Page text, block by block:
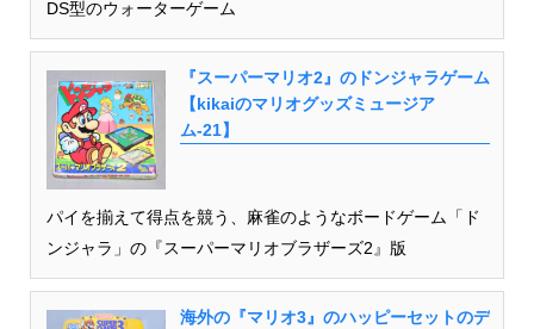
DS型のウォーターゲーム
『スーパーマリオ2』のドンジャラゲーム
【kikaiのマリオグッズミュージア
ム-21】
パイを揃えて得点を競う、麻雀のようなボードゲーム「ド
ンジャラ」の『スーパーマリオブラザーズ2』版
海外の『マリオ3』のハッピーセットのデ